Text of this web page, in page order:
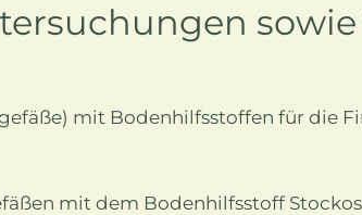
mit Bodenhilfsstoffen für die
mit dem Bodenhilfsstoff